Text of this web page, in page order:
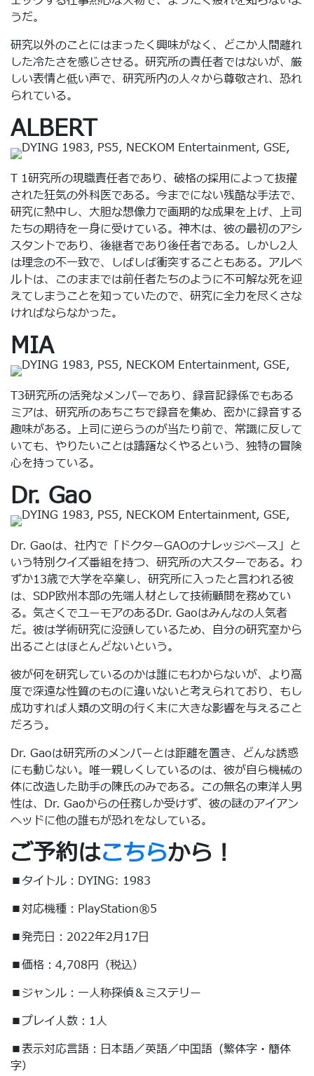
うだ。
研究以外のことにはまったく興味がなく、どこか人間離れ
した冷たさを感じさせる。研究所の責任者ではないが、厳
しい表情と低い声で、研究所内の人々から尊敬され、恐れ
られている。
ALBERT
T 1研究所の現職責任者であり、破格の採用によって抜擢
された狂気の外科医である。今までにない残酷な手法で、
研究に熱中し、大胆な想像力で画期的な成果を上げ、上司
たちの期待を一身に受けている。神木は、彼の最初のアシ
スタントであり、後継者であり後任者である。しかし2人
は理念の不一致で、しばしば衝突することもある。アルベ
ルトは、このままでは前任者たちのように不可解な死を迎
えてしまうことを知っていたので、研究に全力を尽くさな
ければならなかった。
MIA
T3研究所の活発なメンバーであり、録音記録係でもある
ミアは、研究所のあちこちで録音を集め、密かに録音する
趣味がある。上司に逆らうのが当たり前で、常識に反して
いても、やりたいことは躊躇なくやるという、独特の冒険
心を持っている。
Dr. Gao
Dr. Gaoは、社内で「ドクターGAOのナレッジベース」と
いう特別クイズ番組を持つ、研究所の大スターである。わ
ずか13歳で大学を卒業し、研究所に入ったと言われる彼
は、SDP欧州本部の先端人材として技術顧問を務めてい
る。気さくでユーモアのあるDr. Gaoはみんなの人気者
だ。彼は学術研究に没頭しているため、自分の研究室から
出ることはほとんどないという。
彼が何を研究しているのかは誰にもわからないが、より高
度で深遠な性質のものに違いないと考えられており、もし
成功すれば人類の文明の行く末に大きな影響を与えること
だろう。
Dr. Gaoは研究所のメンバーとは距離を置き、どんな誘惑
にも動じない。唯一親しくしているのは、彼が自ら機械の
体に改造した助手の陳氏のみである。この無名の東洋人男
性は、Dr. Gaoからの任務しか受けず、彼の謎のアイアン
ヘッドに他の誰もが恐れをなしている。
ご予約はこちらから！
■タイトル：DYING: 1983
■対応機種：PlayStation®5
■発売日：2022年2月17日
■価格：4,708円（税込）
■ジャンル：一人称探偵＆ミステリー
■プレイ人数：1人
■表示対応言語：日本語／英語／中国語（繁体字・簡体
字）